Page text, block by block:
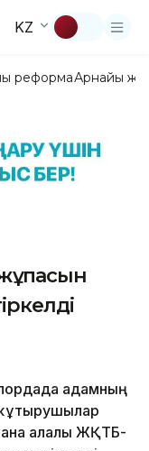
KZ
реформаАрнайы
адамның
қалалық ЖҚТБ-